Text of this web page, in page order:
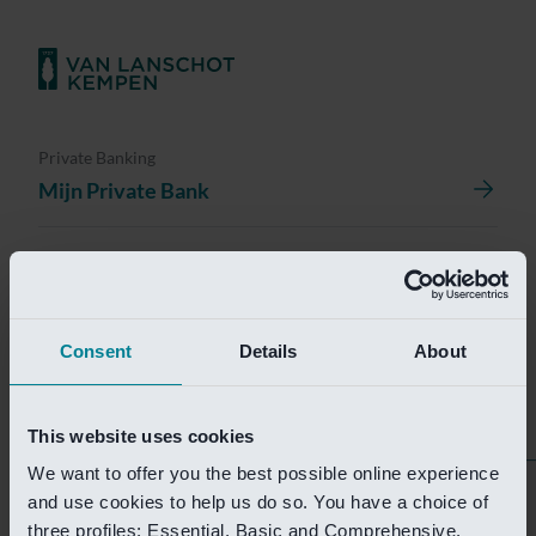
Consent Details About
This website uses cookies
We want to offer you the best possible online experience
and use cookies to help us do so. You have a choice of
three profiles: Essential, Basic and Comprehensive.
Private Banking
Mijn Private Bank
Investment Banking
Van Lanschot Kempen Research
Helaas is deze pagina